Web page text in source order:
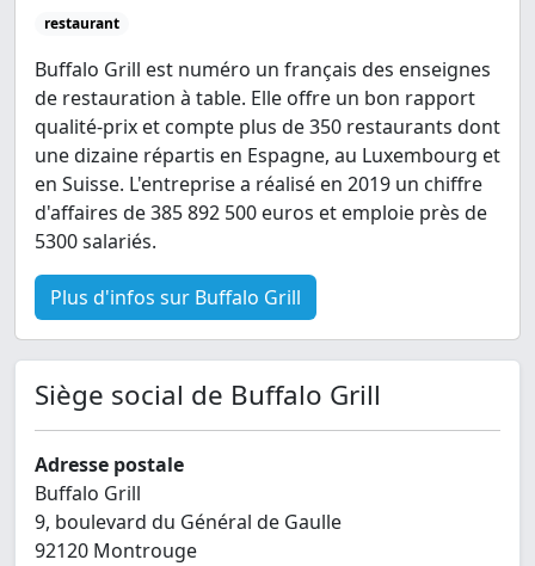
restaurant
Buffalo Grill est numéro un français des enseignes
de restauration à table. Elle offre un bon rapport
qualité-prix et compte plus de 350 restaurants dont
une dizaine répartis en Espagne, au Luxembourg et
en Suisse. L'entreprise a réalisé en 2019 un chiffre
d'affaires de 385 892 500 euros et emploie près de
5300 salariés.
Plus d'infos sur Buffalo Grill
Siège social de Buffalo Grill
Adresse postale
Buffalo Grill
9, boulevard du Général de Gaulle
92120 Montrouge